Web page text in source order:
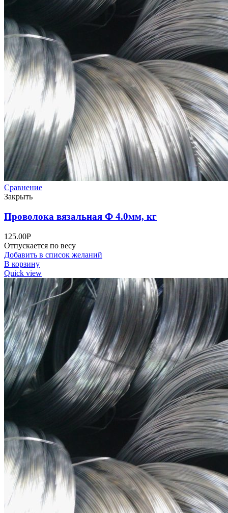
Сравнение
Закрыть
Проволока вязальная Ф 4.0мм, кг
125.00Р
Отпускается по весу
Добавить в список желаний
В корзину
Quick view